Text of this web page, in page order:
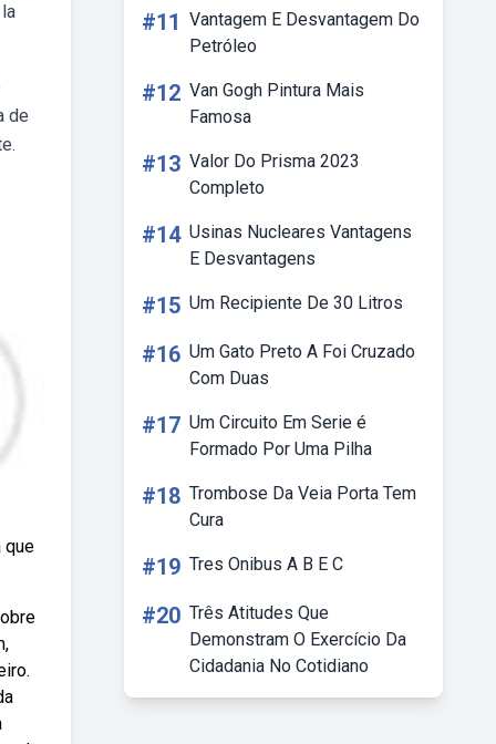
de
que
#11 Vantagem E Desvantagem Do
Petróleo
#12 Van Gogh Pintura Mais
Famosa
#13 Valor Do Prisma 2023
Completo
#14 Usinas Nucleares Vantagens
E Desvantagens
#15 Um Recipiente De 30 Litros
#16 Um Gato Preto A Foi Cruzado
Com Duas
#17 Um Circuito Em Serie é
Formado Por Uma Pilha
#18 Trombose Da Veia Porta Tem
Cura
#19 Tres Onibus A B E C
#20 Três Atitudes Que
Demonstram O Exercício Da
Cidadania No Cotidiano